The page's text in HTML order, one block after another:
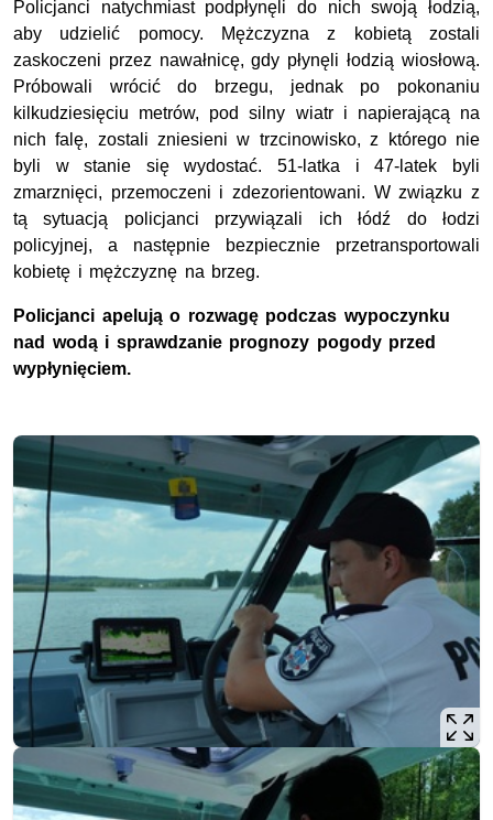
Policjanci natychmiast podpłynęli do nich swoją łodzią,
aby udzielić pomocy. Mężczyzna z kobietą zostali
zaskoczeni przez nawałnicę, gdy płynęli łodzią wiosłową.
Próbowali wrócić do brzegu, jednak po pokonaniu
kilkudziesięciu metrów, pod silny wiatr i napierającą na
nich falę, zostali zniesieni w trzcinowisko, z którego nie
byli w stanie się wydostać. 51-latka i 47-latek byli
zmarznięci, przemoczeni i zdezorientowani. W związku z
tą sytuacją policjanci przywiązali ich łódź do łodzi
policyjnej, a następnie bezpiecznie przetransportowali
kobietę i mężczyznę na brzeg.
Policjanci apelują o rozwagę podczas wypoczynku
nad wodą i sprawdzanie prognozy pogody przed
wypłynięciem.